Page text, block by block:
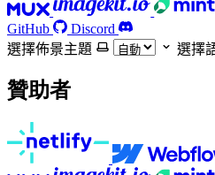
GitHub
Discord
選擇佈景主題
選擇
贊助者